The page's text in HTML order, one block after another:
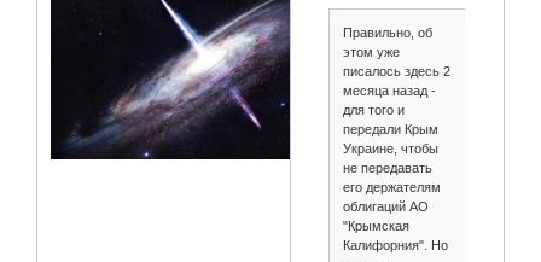
Правильно, об
этом уже
писалось здесь 2
месяца назад -
для того и
передали Крым
Украине, чтобы
не передавать
его держателям
облигаций АО
"Крымская
Калифорния". Но